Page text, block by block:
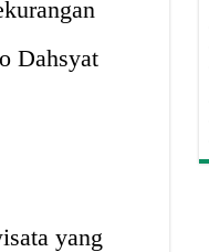
Dahsyat
yang